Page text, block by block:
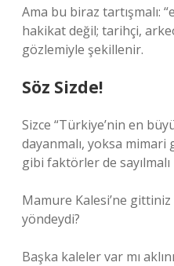
Ama bu biraz tartışmalı:
hakikat değil; tarihçi,
gözlemiyle şekillenir.
Söz Sizde!
Sizce “Türkiye’nin en
dayanmalı, yoksa
gibi faktörler de sayılmalı
Mamure Kalesi’ne
yöndeydi?
Başka kaleler var mı